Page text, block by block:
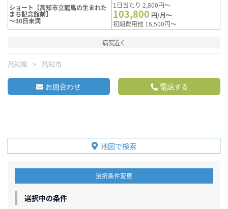
ショート【高知市立龍馬の生まれた
まち記念館前】
～30日未満
1日当たり 2,800円～
103,800 円/月～
初期費用他 16,500円～
病院近く
高知県 高知市
お問合わせ 電話する
地図で検索
選択条件変更
選択中の条件